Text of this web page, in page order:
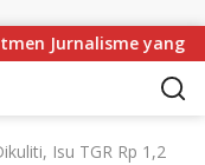
yang
Isu TGR Rp 1,2